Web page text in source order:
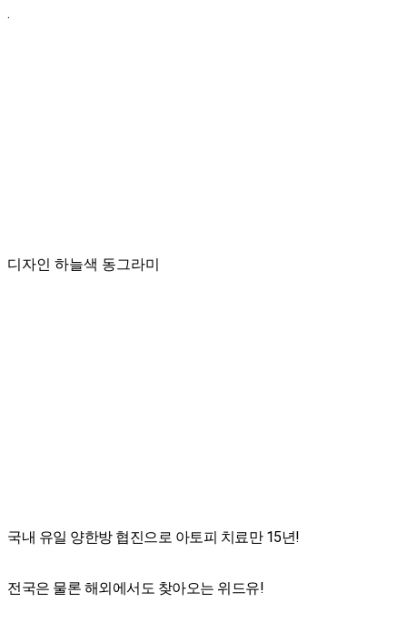
.
디자인 하늘색 동그라미
국내 유일 양한방 협진으로 아토피 치료만 15년!
전국은 물론 해외에서도 찾아오는 위드유!